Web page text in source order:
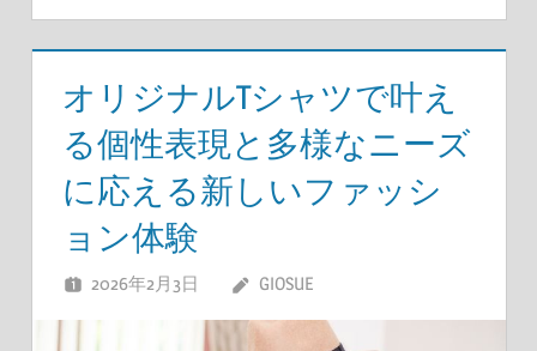
オリジナルTシャツで叶え
る個性表現と多様なニーズ
に応える新しいファッシ
ョン体験
2026年2月3日 GIOSUE